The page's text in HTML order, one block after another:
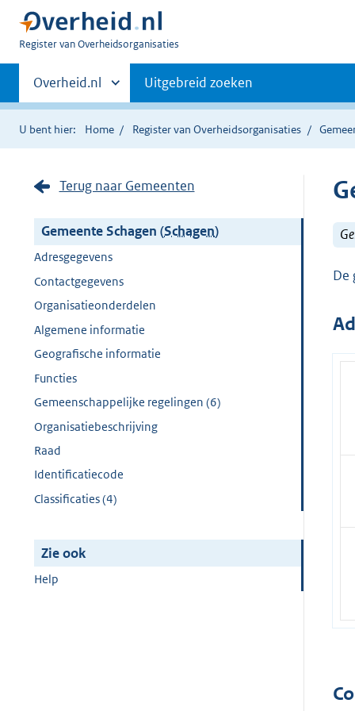
U
Register van Overheidsorganisaties
Primaire
navigatie
Andere
sites
binnen
Overheid.nl Uitgebreid zoeken
U bent hier: Home Register van Overheidsorganisaties
Terug naar Gemeenten
Gemeente Schagen (Schagen)
Adresgegevens
Contactgegevens
Organisatieonderdelen
Algemene informatie
Geografische informatie
Functies
Gemeenschappelijke regelingen (6)
Organisatiebeschrijving
Raad
Identificatiecode
Classificaties (4)
Zie ook
Help
De